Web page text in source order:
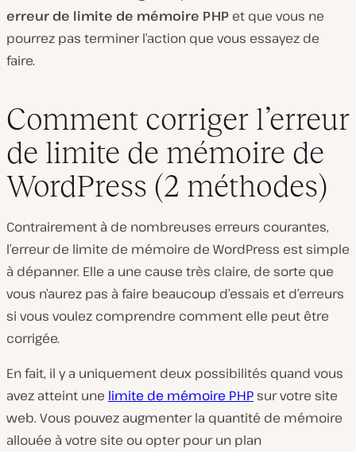
erreur de limite de mémoire PHP et que vous ne
pourrez pas terminer l’action que vous essayez de
faire.
Comment corriger l’erreur
de limite de mémoire de
WordPress (2 méthodes)
Contrairement à de nombreuses erreurs courantes,
l’erreur de limite de mémoire de WordPress est simple
à dépanner. Elle a une cause très claire, de sorte que
vous n’aurez pas à faire beaucoup d’essais et d’erreurs
si vous voulez comprendre comment elle peut être
corrigée.
En fait, il y a uniquement deux possibilités quand vous
avez atteint une limite de mémoire PHP sur votre site
web. Vous pouvez augmenter la quantité de mémoire
allouée à votre site ou opter pour un plan